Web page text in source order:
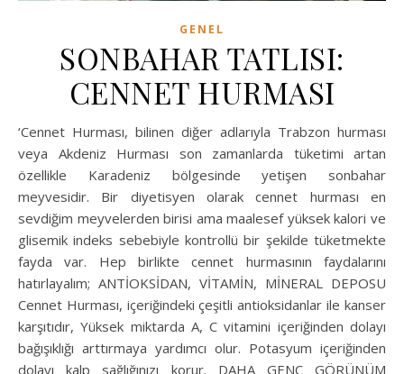
GENEL
SONBAHAR TATLISI:
CENNET HURMASI
‘Cennet Hurması, bilinen diğer adlarıyla Trabzon hurması
veya Akdeniz Hurması son zamanlarda tüketimi artan
özellikle Karadeniz bölgesinde yetişen sonbahar
meyvesidir. Bir diyetisyen olarak cennet hurması en
sevdiğim meyvelerden birisi ama maalesef yüksek kalori ve
glisemik indeks sebebiyle kontrollü bir şekilde tüketmekte
fayda var. Hep birlikte cennet hurmasının faydalarını
hatırlayalım; ANTİOKSİDAN, VİTAMİN, MİNERAL DEPOSU
Cennet Hurması, içeriğindeki çeşitli antioksidanlar ile kanser
karşıtıdır, Yüksek miktarda A, C vitamini içeriğinden dolayı
bağışıklığı arttırmaya yardımcı olur. Potasyum içeriğinden
dolayı kalp sağlığınızı korur. DAHA GENÇ GÖRÜNÜM